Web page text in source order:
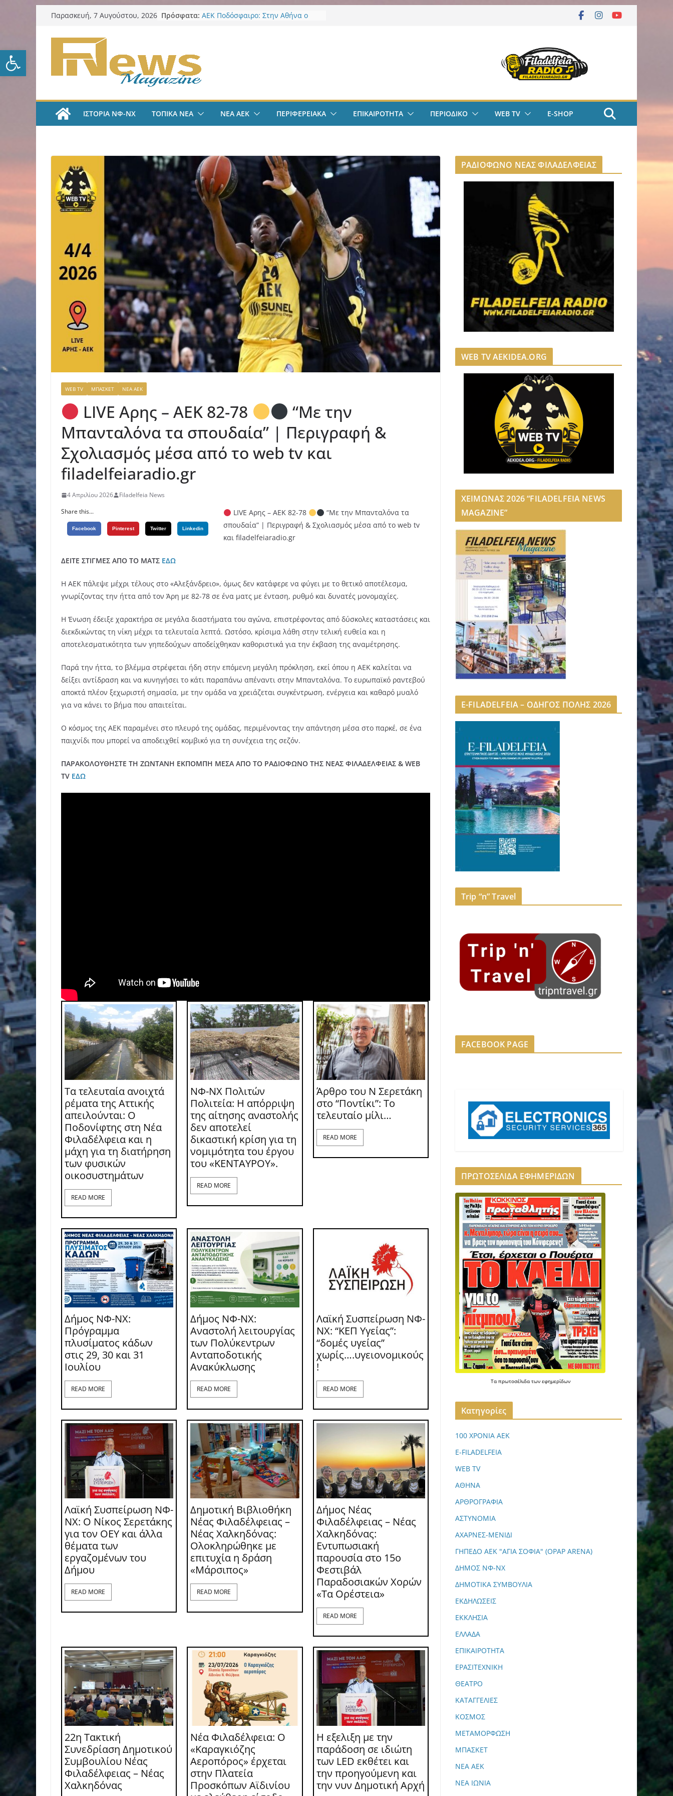
Ανοίξτε τη γραμμή εργαλείων
Μετάβαση
περιεχόμενο
Παρασκευή, 7 Αυγούστου, 2026 Πρόσφατα: ΑΕΚ Ποδόσφαιρο: Στην Αθήνα ο
ψηφιακά εργαλεία στην Ευρώπη
για τη διαφάνεια και τη
με Άννα Γκόμες Ρεσέντε
ΑΕΚ Χάντμπολ Γυναικών:
Ανακοίνωσε την Νικολίνα Ανδρέου,
18χρονη Κύπρια εξτρέμ
ΙΣΤΟΡΙΑ ΝΦ-ΝΧ ΤΟΠΙΚΑ ΝΕΑ ΝΕΑ ΑΕΚ ΠΕΡΙΦΕΡΕΙΑΚΑ ΕΠΙΚΑΙΡΟΤΗΤΑ ΠΕΡΙΟΔΙΚΟ WEB TV E-SHOP
WEB TV ΜΠΑΣΚΕΤ ΝΕΑ ΑΕΚ
LIVE Αρης – ΑΕΚ 82-78
“Με την
Μπανταλόνα τα σπουδαία” | Περιγραφή &
Σχολιασμός μέσα από το web tv και
filadelfeiaradio.gr
4 Απριλίου 2026
Filadelfeia News
Share this...
Facebook Pinterest Twitter Linkedin
LIVE Αρης – ΑΕΚ 82-78
“Με την Μπανταλόνα τα
σπουδαία” | Περιγραφή & Σχολιασμός μέσα από το web tv
και filadelfeiaradio.gr
ΔΕΙΤΕ ΣΤΙΓΜΕΣ ΑΠΟ ΤΟ ΜΑΤΣ ΕΔΩ
Η ΑΕΚ πάλεψε μέχρι τέλους στο «Αλεξάνδρειο», όμως δεν κατάφερε να φύγει με το θετικό αποτέλεσμα,
γνωρίζοντας την ήττα από τον Άρη με 82-78 σε ένα ματς με ένταση, ρυθμό και δυνατές μονομαχίες.
Η Ένωση έδειξε χαρακτήρα σε μεγάλα διαστήματα του αγώνα, επιστρέφοντας από δύσκολες καταστάσεις και
διεκδικώντας τη νίκη μέχρι τα τελευταία λεπτά. Ωστόσο, κρίσιμα λάθη στην τελική ευθεία και η
αποτελεσματικότητα των γηπεδούχων αποδείχθηκαν καθοριστικά για την έκβαση της αναμέτρησης.
Παρά την ήττα, το βλέμμα στρέφεται ήδη στην επόμενη μεγάλη πρόκληση, εκεί όπου η ΑΕΚ καλείται να
δείξει αντίδραση και να κυνηγήσει το κάτι παραπάνω απέναντι στην Μπανταλόνα. Το ευρωπαϊκό ραντεβού
αποκτά πλέον ξεχωριστή σημασία, με την ομάδα να χρειάζεται συγκέντρωση, ενέργεια και καθαρό μυαλό
για να κάνει το βήμα που απαιτείται.
Ο κόσμος της ΑΕΚ παραμένει στο πλευρό της ομάδας, περιμένοντας την απάντηση μέσα στο παρκέ, σε ένα
παιχνίδι που μπορεί να αποδειχθεί κομβικό για τη συνέχεια της σεζόν.
ΠΑΡΑΚΟΛΟΥΘΗΣΤΕ ΤΗ ΖΩΝΤΑΝΗ ΕΚΠΟΜΠΗ ΜΕΣΑ ΑΠΟ ΤΟ ΡΑΔΙΟΦΩΝΟ ΤΗΣ ΝΕΑΣ ΦΙΛΑΔΕΛΦΕΙΑΣ & WEB
TV ΕΔΩ
Τα τελευταία ανοιχτά
ρέματα της Αττικής
απειλούνται: Ο
Ποδονίφτης στη Νέα
Φιλαδέλφεια και η
μάχη για τη διατήρηση
των φυσικών
οικοσυστημάτων
READ MORE
ΝΦ-ΝΧ Πολιτών
Πολιτεία: Η απόρριψη
της αίτησης αναστολής
δεν αποτελεί
δικαστική κρίση για τη
νομιμότητα του έργου
του «ΚΕΝΤΑΥΡΟΥ».
READ MORE
Άρθρο του Ν Σερετάκη
στο “Ποντίκι”: Το
τελευταίο μίλι…
READ MORE
Δήμος ΝΦ-ΝΧ:
Πρόγραμμα
πλυσίματος κάδων
στις 29, 30 και 31
Ιουλίου
READ MORE
Δήμος ΝΦ-ΝΧ:
Αναστολή λειτουργίας
των Πολύκεντρων
Ανταποδοτικής
Ανακύκλωσης
READ MORE
Λαϊκή Συσπείρωση ΝΦ-
ΝΧ: “ΚΕΠ Υγείας”:
“δομές υγείας”
χωρίς….υγειονομικούς
!
READ MORE
Λαϊκή Συσπείρωση ΝΦ-
ΝΧ: O Νίκος Σερετάκης
για τον ΟΕΥ και άλλα
θέματα των
εργαζομένων του
Δήμου
READ MORE
Δημοτική Βιβλιοθήκη
Νέας Φιλαδέλφειας –
Νέας Χαλκηδόνας:
Ολοκληρώθηκε με
επιτυχία η δράση
«Μάρσιπος»
READ MORE
Δήμος Νέας
Φιλαδέλφειας – Νέας
Χαλκηδόνας:
Εντυπωσιακή
παρουσία στο 15ο
Φεστιβάλ
Παραδοσιακών Χορών
«Τα Ορέστεια»
READ MORE
22η Τακτική
Συνεδρίαση Δημοτικού
Συμβουλίου Νέας
Φιλαδέλφειας – Νέας
Χαλκηδόνας
Νέα Φιλαδέλφεια: Ο
«Καραγκιόζης
Αεροπόρος» έρχεται
στην Πλατεία
Προσκόπων Αϊδινίου
Η εξελιξη με την
παράδοση σε ιδιώτη
των LED εκθέτει και
την προηγούμενη και
την νυν Δημοτική Αρχή
ΡΑΔΙΟΦΩΝΟ ΝΕΑΣ ΦΙΛΑΔΕΛΦΕΙΑΣ
WEB TV AEKIDEA.ORG
ΧΕΙΜΩΝΑΣ 2026 “FILADELFEIA NEWS
MAGAZINE”
E-FILADELFEIA – ΟΔΗΓΟΣ ΠΟΛΗΣ 2026
Trip “n” Travel
FACEBOOK PAGE
ΠΡΩΤΟΣΕΛΙΔΑ ΕΦΗΜΕΡΙΔΩΝ
Τα πρωτοσέλιδα των εφημερίδων
Kατηγορίες
100 ΧΡΟΝΙΑ ΑΕΚ
E-FILADELFEIA
WEB TV
ΑΘΗΝΑ
ΑΡΘΡΟΓΡΑΦΙΑ
ΑΣΤΥΝΟΜΙΑ
ΑΧΑΡΝΕΣ-ΜΕΝΙΔΙ
ΓΗΠΕΔΟ ΑΕΚ "ΑΓΙΑ ΣΟΦΙΑ" (OPAP ARENA)
ΔΗΜΟΣ ΝΦ-ΝΧ
ΔΗΜΟΤΙΚΑ ΣΥΜΒΟΥΛΙΑ
ΕΚΔΗΛΩΣΕΙΣ
ΕΚΚΛΗΣΙΑ
ΕΛΛΑΔΑ
ΕΠΙΚΑΙΡΟΤΗΤΑ
ΕΡΑΣΙΤΕΧΝΙΚΗ
ΘΕΑΤΡΟ
ΚΑΤΑΓΓΕΛΙΕΣ
ΚΟΣΜΟΣ
ΜΕΤΑΜΟΡΦΩΣΗ
ΜΠΑΣΚΕΤ
ΝΕΑ ΑΕΚ
ΝΕΑ ΙΩΝΙΑ